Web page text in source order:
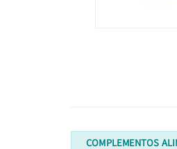
COMPLEMENTOS